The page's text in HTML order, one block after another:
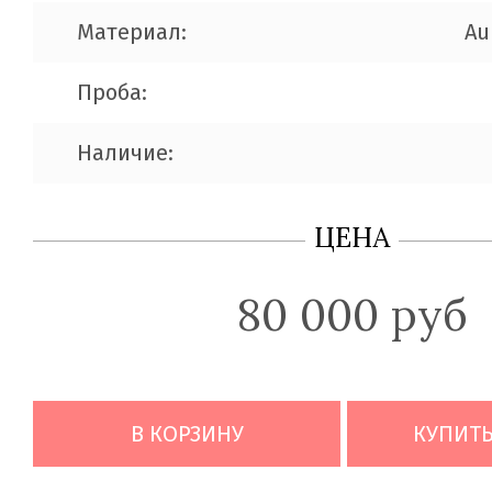
Материал:
Проба:
Наличие:
ЦЕНА
80 000 руб
В КОРЗИНУ